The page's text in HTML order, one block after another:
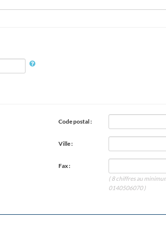
Code postal :
Ville :
Fax :
( 8 chiffres au
0140506070 )